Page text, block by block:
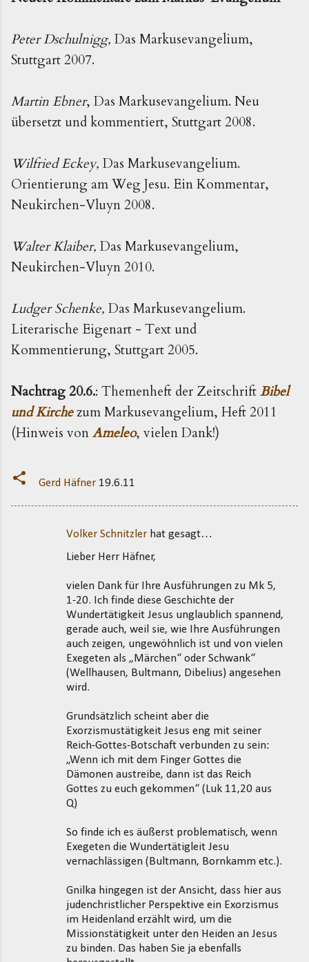
Peter Dschulnigg, Das Markusevangelium,
Stuttgart 2007.
Martin Ebner, Das Markusevangelium. Neu
übersetzt und kommentiert, Stuttgart 2008.
Wilfried Eckey, Das Markusevangelium.
Orientierung am Weg Jesu. Ein Kommentar,
Neukirchen-Vluyn 2008.
Walter Klaiber, Das Markusevangelium,
Neukirchen-Vluyn 2010.
Ludger Schenke, Das Markusevangelium.
Literarische Eigenart - Text und
Kommentierung, Stuttgart 2005.
Nachtrag 20.6.: Themenheft der ZeitschriftBibel
und Kirchezum Markusevangelium, Heft 2011
(Hinweis vonAmeleo, vielen Dank!)
Gerd Häfner 19.6.11
Volker Schnitzler hat gesagt…
Lieber Herr Häfner,
vielen Dank für Ihre Ausführungen zu Mk 5,
1-20. Ich finde diese Geschichte der
Wundertätigkeit Jesus unglaublich spannend,
gerade auch, weil sie, wie Ihre Ausführungen
auch zeigen, ungewöhnlich ist und von vielen
Exegeten als „Märchen“ oder Schwank“
(Wellhausen, Bultmann, Dibelius) angesehen
wird.
Grundsätzlich scheint aber die
Exorzismustätigkeit Jesus eng mit seiner
Reich-Gottes-Botschaft verbunden zu sein:
„Wenn ich mit dem Finger Gottes die
Dämonen austreibe, dann ist das Reich
Gottes zu euch gekommen“ (Luk 11,20 aus
Q)
So finde ich es äußerst problematisch, wenn
Exegeten die Wundertätigleit Jesu
vernachlässigen (Bultmann, Bornkamm etc.).
Gnilka hingegen ist der Ansicht, dass hier aus
judenchristlicher Perspektive ein Exorzismus
im Heidenland erzählt wird, um die
Missionstätigkeit unter den Heiden an Jesus
zu binden. Das haben Sie ja ebenfalls